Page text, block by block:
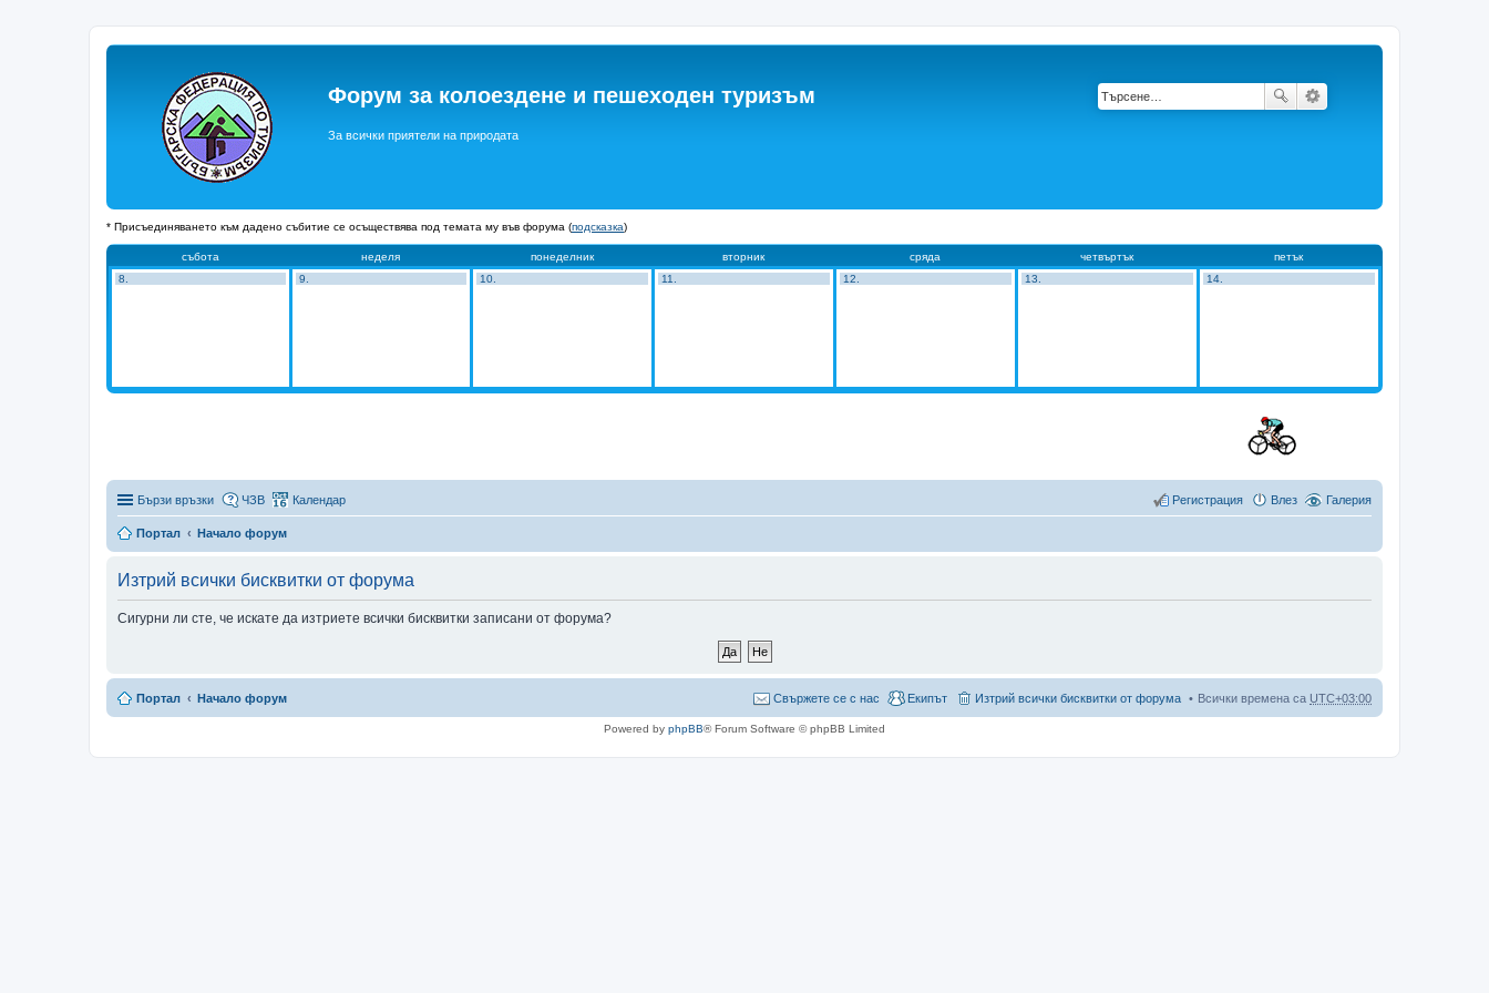
Форум за колоездене и пешеходен туризъм
За всички приятели на природата
* Присъединяването към дадено събитие се осъществява под темата му във форума (подсказка)
събота неделя понеделник вторник сряда четвъртък
петък
8.
9. 10. 11. 12. 13. 14.
Бързи връзки Галерия
ЧЗВ Календар Влез
Регистрация
Портал Начало форум
Изтрий всички бисквитки от форума
Сигурни ли сте, че искате да изтриете всички бисквитки записани от форума?
Портал Начало форум Всички времена са UTC+03:00
Изтрий всички бисквитки от форума
Екипът
Свържете се с нас
Powered by phpBB® Forum Software © phpBB Limited